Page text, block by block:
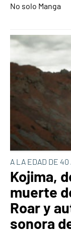
No solo Manga
A LA EDAD DE 40
Kojima,
muerte
Roar y
sonora